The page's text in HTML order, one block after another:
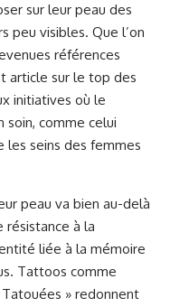
sur leur peau des
peu visibles. Que l’on
références
article sur le top des
initiatives où le
comme celui
les seins des femmes
peau va bien au-delà
résistance à la
liée à la mémoire
Tattoos comme
» redonnent